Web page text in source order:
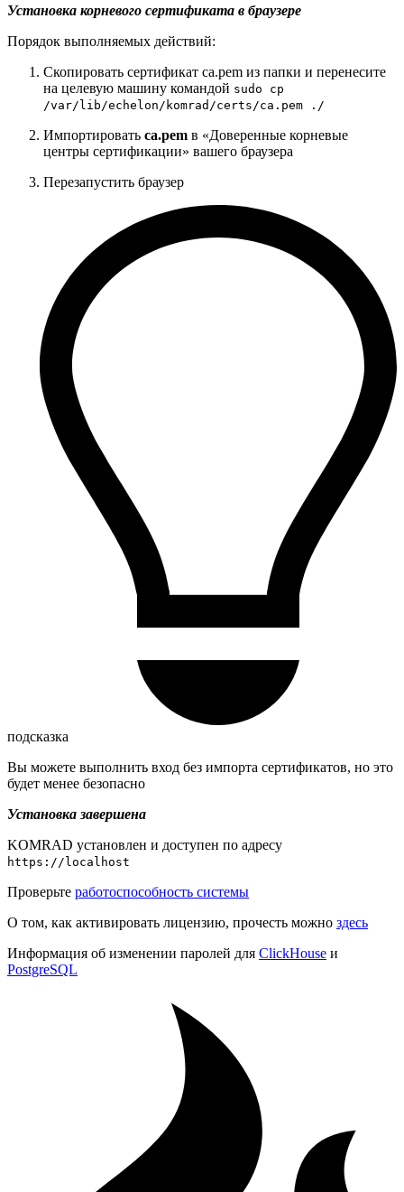
Установка корневого сертификата в браузере
Порядок выполняемых действий:
Скопировать сертификат ca.pem из папки и перенесите
на целевую машину командой sudo cp
/var/lib/echelon/komrad/certs/ca.pem ./
Импортировать ca.pem в «Доверенные корневые
центры сертификации» вашего браузера
Перезапустить браузер
подсказка
Вы можете выполнить вход без импорта сертификатов, но это
будет менее безопасно
Установка завершена
KOMRAD установлен и доступен по адресу
https://localhost
Проверьте работоспособность системы
О том, как активировать лицензию, прочесть можно здесь
Информация об изменении паролей для ClickHouse и
PostgreSQL